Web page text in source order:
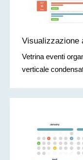
Visualizzazione
Vetrina eventi
verticale